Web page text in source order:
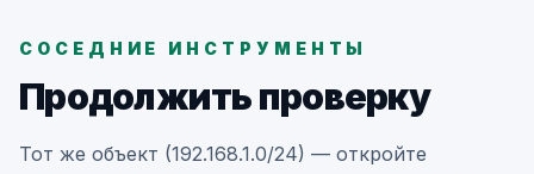
СОСЕДНИЕ ИНСТРУМЕНТЫ
Продолжить проверку
Тот же объект (192.168.1.0/24) — откройте